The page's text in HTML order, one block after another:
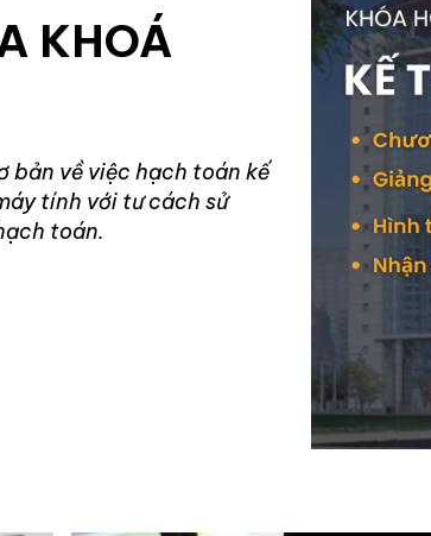
KHOÁ
bản về việc hạch toán kế
tính với tư cách sử
toán.